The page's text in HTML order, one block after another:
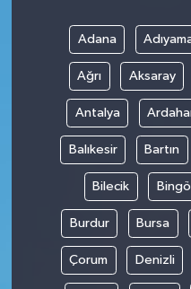
Adana
Ağrı Aksaray
Antalya
Balıkesir Bartın
Bilecik Bingöl
Burdur Bursa
Çorum Denizli